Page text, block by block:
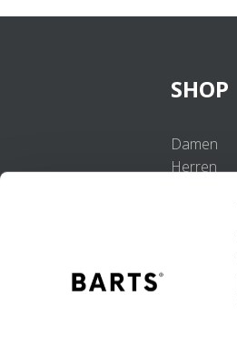
SHOP
Damen
Herren